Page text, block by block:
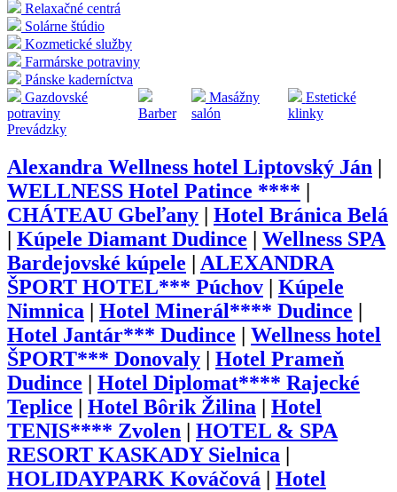
Relaxačné centrá
Solárne štúdio
Kozmetické služby
Farmárske potraviny
Pánske kaderníctva
Gazdovské
potraviny
Barber
Masážny
salón
Estetické
klinky
Prevádzky
Alexandra Wellness hotel Liptovský Ján
WELLNESS Hotel Patince ****
CHÁTEAU Gbeľany
Hotel Bránica Belá
Kúpele Diamant Dudince
Wellness SPA
Bardejovské kúpele
ALEXANDRA
ŠPORT HOTEL*** Púchov
Kúpele
Nimnica
Hotel Minerál**** Dudince
Hotel Jantár*** Dudince
Wellness hotel
ŠPORT*** Donovaly
Hotel Prameň
Dudince
Hotel Diplomat**** Rajecké
Teplice
Hotel Bôrik Žilina
Hotel
TENIS**** Zvolen
HOTEL & SPA
RESORT KASKADY Sielnica
HOLIDAYPARK Kováčová
Hotel